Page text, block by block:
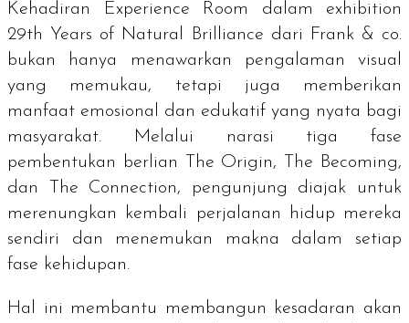
Kehadiran Experience Room dalam exhibition
29th Years of Natural Brilliance dari Frank & co.
bukan hanya menawarkan pengalaman visual
yang memukau, tetapi juga memberikan
manfaat emosional dan edukatif yang nyata bagi
masyarakat. Melalui narasi tiga fase
pembentukan berlian
The Origin, The Becoming,
dan
The Connection, pengunjung diajak untuk
merenungkan kembali perjalanan hidup mereka
sendiri dan menemukan makna dalam setiap
fase kehidupan.
Hal ini membantu membangun kesadaran akan